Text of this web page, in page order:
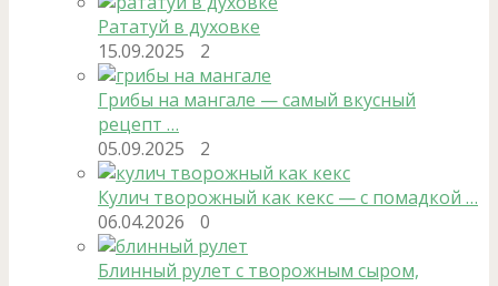
Рататуй в духовке
15.09.2025
2
Грибы на мангале — самый вкусный
рецепт …
05.09.2025
2
Кулич творожный как кекс — с помадкой …
06.04.2026
0
Блинный рулет с творожным сыром,